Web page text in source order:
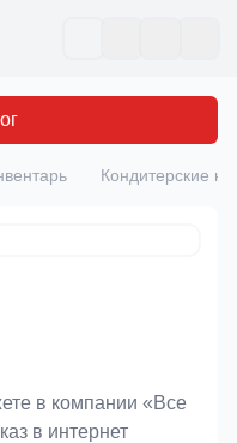
Кондитерские
в компании «Bce
в интернет